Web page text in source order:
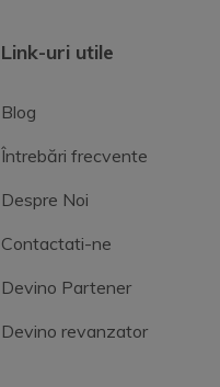
Link-uri utile
Blog
Întrebări frecvente
Despre Noi
Contactati-ne
Devino Partener
Devino revanzator